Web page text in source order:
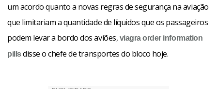
um acordo quanto a novas regras de segurança na aviação
que limitariam a quantidade de líquidos que os passageiros
podem levar a bordo dos aviões, viagra order information
pillsdisse o chefe de transportes do bloco hoje.